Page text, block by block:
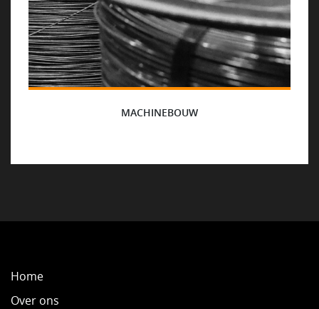
MACHINEBOUW
Home
Over ons